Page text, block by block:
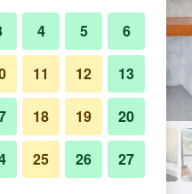
4 5 6
11 12 13
18 19 20
25 26 27